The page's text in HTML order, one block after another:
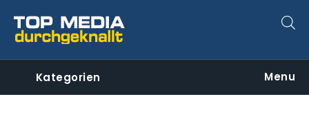
Kategorien Menu